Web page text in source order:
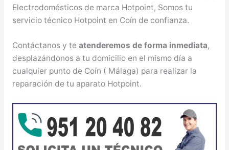
Electrodomésticos de marca Hotpoint, Somos tu
servicio técnico Hotpoint en Coín de confianza.
Contáctanos y te atenderemos de forma inmediata,
desplazándonos a tu domicilio en el mismo día a
cualquier punto de Coín ( Málaga) para realizar la
reparación de tu aparato Hotpoint.